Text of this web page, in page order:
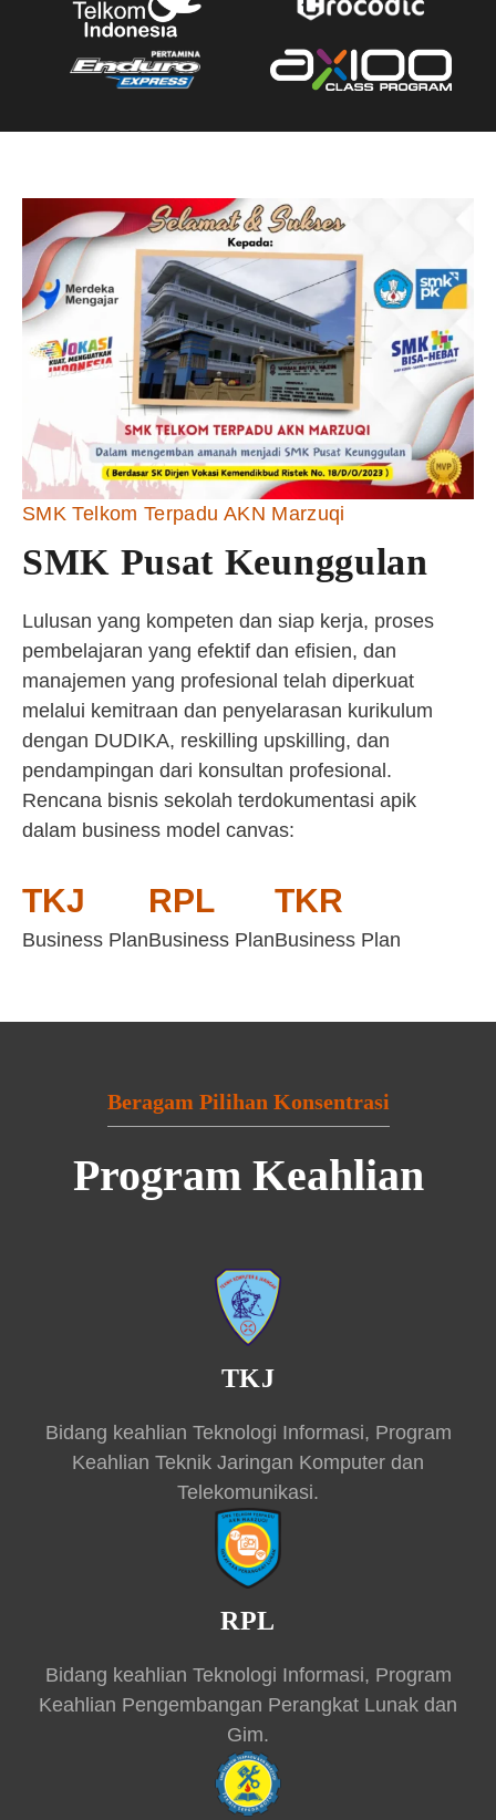
SMK Telkom Terpadu AKN Marzuqi
SMK Pusat Keunggulan
Lulusan yang kompeten dan siap kerja, proses
pembelajaran yang efektif dan efisien, dan
manajemen yang profesional telah diperkuat
melalui kemitraan dan penyelarasan kurikulum
dengan DUDIKA, reskilling upskilling, dan
pendampingan dari konsultan profesional.
Rencana bisnis sekolah terdokumentasi apik
dalam business model canvas:
TKJ
Business Plan
RPL
Business Plan
TKR
Business Plan
Beragam Pilihan Konsentrasi
Program Keahlian
TKJ
Bidang keahlian Teknologi Informasi, Program
Keahlian Teknik Jaringan Komputer dan
Telekomunikasi.
RPL
Bidang keahlian Teknologi Informasi, Program
Keahlian Pengembangan Perangkat Lunak dan
Gim.